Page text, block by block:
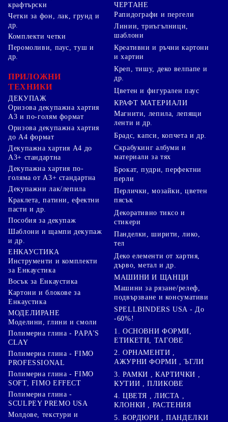
крафтърски
Четки за фон, лак, грунд и
др.
Комплекти четки
ЧЕРТАНЕ
Рапидографи и пергели
Линии, триъгълници,
шаблони
Перомоливи, паус, туш и
др.
ПРИЛОЖНИ
ТЕХНИКИ
ДЕКУПАЖ
Оризова декупажна хартия
А3 и по-голям формат
Оризова декупажна хартия
до А4 формат
Декупажна хартия А4 до
А3+ стандартна
Декупажна хартия по-
голяма от А3+ стандартна
Декупажни лак/лепила
Краклета, патини, ефектни
пасти и др.
Пособия за декупаж
Шаблони и щампи декупаж
и др.
ЕНКАУСТИКА
Инструменти и комплекти
за Енкаустика
Восък за Енкаустика
Картони и блокове за
Енкаустика
МОДЕЛИРАНЕ
Моделини, глини и смоли
Полимерна глина - PAPA'S
CLAY
Полимерна глина - FIMO
PROFESSIONAL
Полимерна глина - FIMO
SOFT, FIMO EFFECT
Полимерна глина -
SCULPEY PREMO USA
Молдове, текстури и
Креативни и ръчни картони
и хартии
Креп, тишу, деко велпапе и
др.
Цветен и фигурален паус
КРАФТ МАТЕРИАЛИ
Магнити, лепила, лепящи
ленти и др.
Брадс, капси, копчета и др.
Скрабукинг албуми и
материали за тях
Брокат, пудри, перфектни
перли
Перлички, мозайки, цветен
пясък
Декоративно тиксо и
стикери
Панделки, ширити, лико,
тел
Деко елементи от хартия,
дърво, метал и др.
МАШИНИ И ЩАНЦИ
Машини за рязане/релеф,
подвързване и консумативи
SPELLBINDERS USA - До
-60%!
1. ОСНОВНИ ФОРМИ,
ЕТИКЕТИ, ТАГОВЕ
2. ОРНАМЕНТИ ,
АЖУРНИ ФОРМИ , ЪГЛИ
3. РАМКИ , КАРТИЧКИ ,
КУТИИ , ПЛИКОВЕ
4. ЦВЕТЯ , ЛИСТА ,
КЛОНКИ , РАСТЕНИЯ
5. БОРДЮРИ , ПАНДЕЛКИ